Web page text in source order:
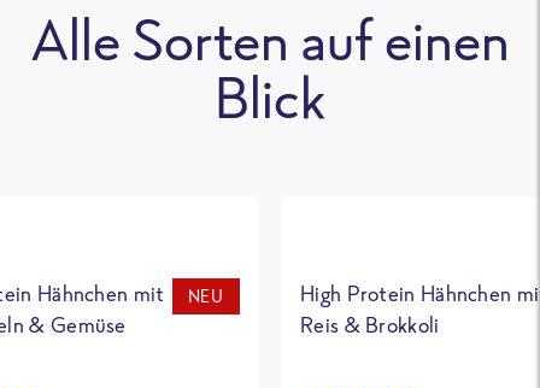
Alle Sorten auf einen
Blick
Hähnchen mit
& Gemüse
NEU
High Protein Hähnchen
Reis & Brokkoli